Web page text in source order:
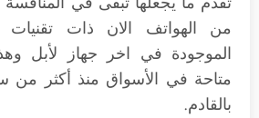
من الهواتف الان ذات
الموجودة في اخر جهاز لأبل
متاحة في الأسواق منذ أكثر من
بالقادم.